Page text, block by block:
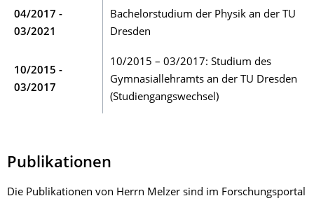
04/2017 -
03/2021
Bachelorstudium der Physik an der TU
Dresden
10/2015 -
03/2017
10/2015 – 03/2017: Studium des
Gymnasiallehramts an der TU Dresden
(Studiengangswechsel)
Publikationen
Die Publikationen von Herrn Melzer sind im Forschungsportal